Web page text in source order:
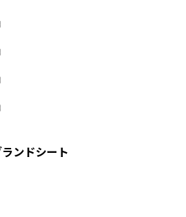
ンドシート